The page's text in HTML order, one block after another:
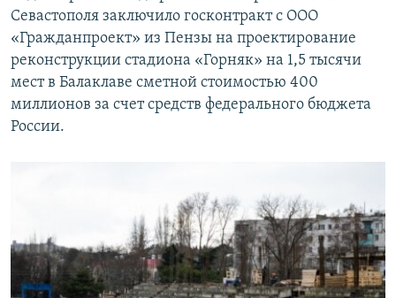
Севастополя заключило госконтракт с ООО
«Гражданпроект» из Пензы на проектирование
реконструкции стадиона «Горняк» на 1,5 тысячи
мест в Балаклаве сметной стоимостью 400
миллионов за счет средств федерального бюджета
России.